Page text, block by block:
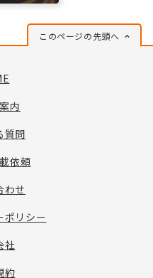
このページの先頭へ
内
質問
依頼
わせ
ポリシー
社
約